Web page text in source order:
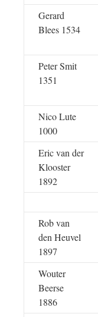
Gerard
Blees 1534
Peter Smit
1351
Nico Lute
1000
Eric van der
Klooster
1892
Rob van
den Heuvel
1897
Wouter
Beerse
1886